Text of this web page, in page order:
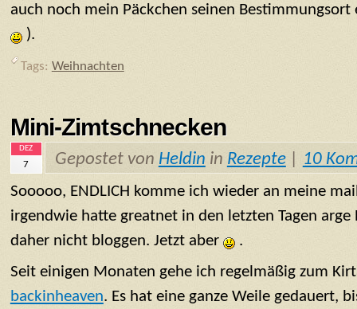
auch noch mein Päckchen seinen
).
Tags: Weihnachten
Mini-Zimtschnecken
DEZ
7 Gepostet von Heldin in Rezepte| 10
Sooooo, ENDLICH komme ich wieder an meine
irgendwie hatte greatnet in den letzten Tagen
daher nicht bloggen. Jetzt aber
.
Seit einigen Monaten gehe ich regelmäßig zum
backinheaven. Es hat eine ganze Weile gedauert,